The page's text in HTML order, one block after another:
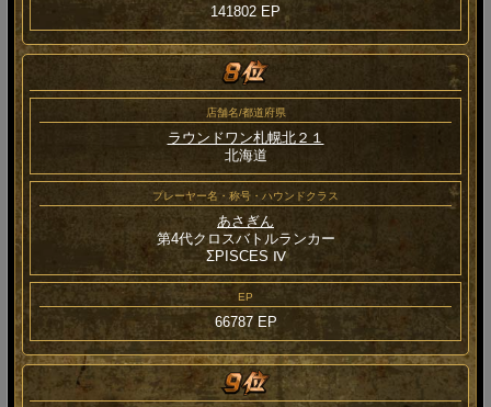
141802 EP
店舗名/都道府県
ラウンドワン札幌北２１
北海道
プレーヤー名・称号・ハウンドクラス
あさぎん
第4代クロスバトルランカー
ΣPISCES Ⅳ
EP
66787 EP